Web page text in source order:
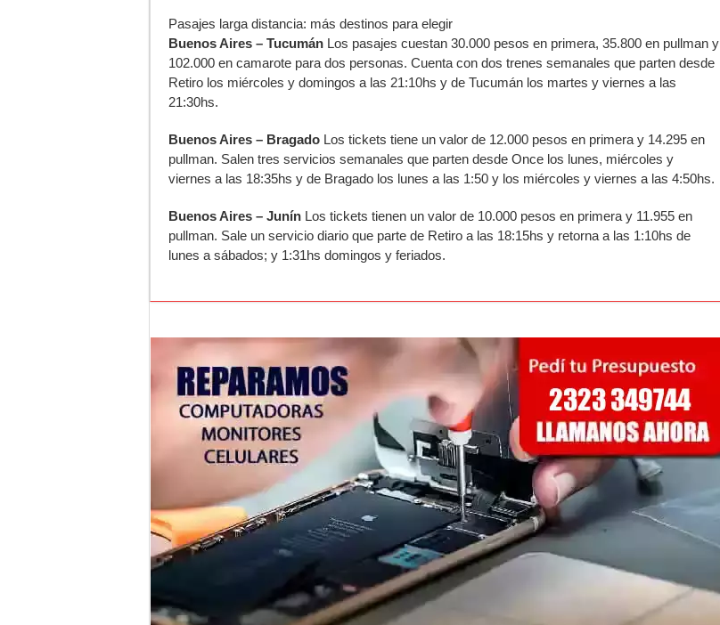
Pasajes larga distancia: más destinos para elegir
Buenos Aires – Tucumán Los pasajes cuestan 30.000 pesos en primera, 35.800 en pullman y
102.000 en camarote para dos personas. Cuenta con dos trenes semanales que parten desde
Retiro los miércoles y domingos a las 21:10hs y de Tucumán los martes y viernes a las
21:30hs.
Buenos Aires – Bragado Los tickets tiene un valor de 12.000 pesos en primera y 14.295 en
pullman. Salen tres servicios semanales que parten desde Once los lunes, miércoles y
viernes a las 18:35hs y de Bragado los lunes a las 1:50 y los miércoles y viernes a las 4:50hs.
Buenos Aires – Junín Los tickets tienen un valor de 10.000 pesos en primera y 11.955 en
pullman. Sale un servicio diario que parte de Retiro a las 18:15hs y retorna a las 1:10hs de
lunes a sábados; y 1:31hs domingos y feriados.